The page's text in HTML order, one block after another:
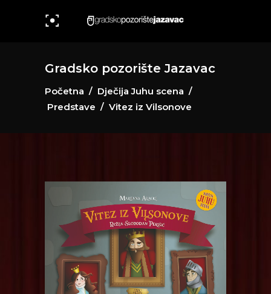
Gradsko pozorište Jazavac
Početna / Dječija Juhu scena /
Predstave / Vitez iz Vilsonove